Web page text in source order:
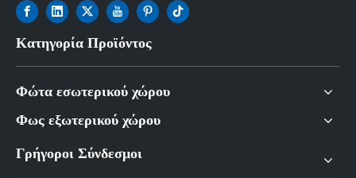
Κατηγορία Προϊόντος
Φώτα εσωτερικού χώρου
Φως εξωτερικού χώρου
Γρήγοροι Σύνδεσμοι